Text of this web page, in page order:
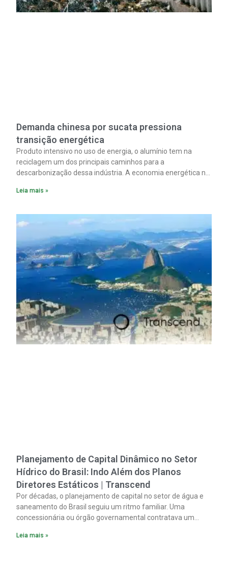
Demanda chinesa por sucata pressiona
transição energética
Produto intensivo no uso de energia, o alumínio tem na
reciclagem um dos principais caminhos para a
descarbonização dessa indústria. A economia energética na
material. A produção de um alumínio mais limpo, no entanto,
insumo, a sucata, devido, sobretudo, ao interesse chinês
pela matéria-prima.
Leia mais »
Planejamento de Capital Dinâmico no Setor
Hídrico do Brasil: Indo Além dos Planos
Diretores Estáticos | Transcend
Por décadas, o planejamento de capital no setor de água e
saneamento do Brasil seguiu um ritmo familiar. Uma
concessionária ou órgão governamental contratava um
Leia mais »